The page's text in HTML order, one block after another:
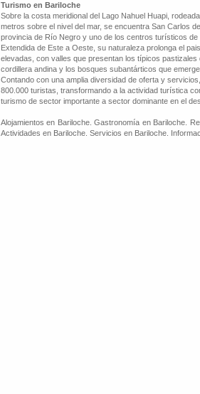
Turismo en Bariloche
Sobre la costa meridional del Lago Nahuel Huapi,
metros sobre el nivel del mar, se encuentra San Carlos
provincia de Río Negro y uno de los centros turísticos
Extendida de Este a Oeste, su naturaleza prolonga el
elevadas, con valles que presentan los típicos
cordillera andina y los bosques subantárticos que
Contando con una amplia diversidad de oferta y
800.000 turistas, transformando a la actividad turística
turismo de sector importante a sector dominante en el
Alojamientos en Bariloche. Gastronomía en Bariloche.
Actividades en Bariloche. Servicios en Bariloche.